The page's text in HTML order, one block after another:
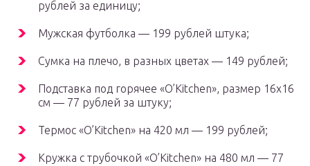
рублей за единицу;
Мужская футболка — 199 рублей штука;
Сумка на плечо, в разных цветах — 149 рублей;
Подставка под горячее «O’Kitchen», размер 16х16
см — 77 рублей за штуку;
Термос «O’Kitchen» на 420 мл — 199 рублей;
Кружка с трубочкой «O’Kitchen» на 480 мл — 77